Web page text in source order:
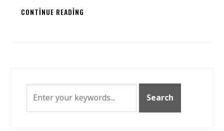
CONTINUE READING